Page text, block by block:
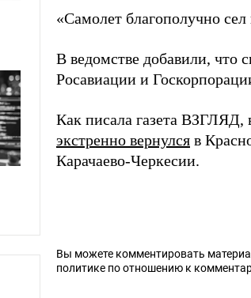
«Самолет благополучно
В ведомстве добавили, что
Росавиации и
Как писала газета
экстренно вернулся в
Карачаево-Черкесии.
Вы можете комментировать
политике по отношению к